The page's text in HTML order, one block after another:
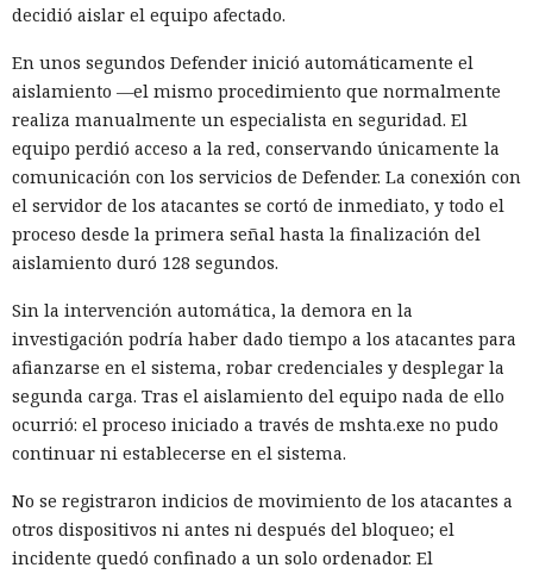
decidió aislar el equipo afectado.
En unos segundos Defender inició automáticamente el
aislamiento —el mismo procedimiento que normalmente
realiza manualmente un especialista en seguridad. El
equipo perdió acceso a la red, conservando únicamente la
comunicación con los servicios de Defender. La conexión con
el servidor de los atacantes se cortó de inmediato, y todo el
proceso desde la primera señal hasta la finalización del
aislamiento duró 128 segundos.
Sin la intervención automática, la demora en la
investigación podría haber dado tiempo a los atacantes para
afianzarse en el sistema, robar credenciales y desplegar la
segunda carga. Tras el aislamiento del equipo nada de ello
ocurrió: el proceso iniciado a través de mshta.exe no pudo
continuar ni establecerse en el sistema.
No se registraron indicios de movimiento de los atacantes a
otros dispositivos ni antes ni después del bloqueo; el
incidente quedó confinado a un solo ordenador. El